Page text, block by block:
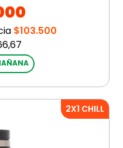
$103.500
2X1 CHILL